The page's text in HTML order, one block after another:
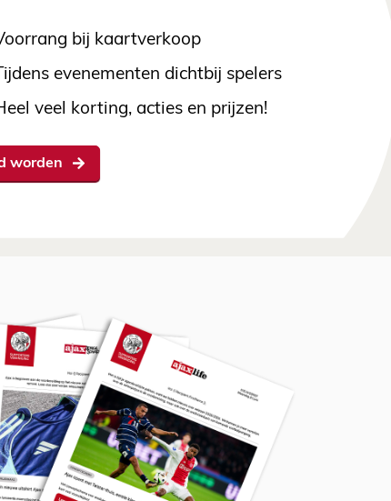
bij kaartverkoop
evenementen dichtbij spelers
veel korting, acties en prijzen!
worden